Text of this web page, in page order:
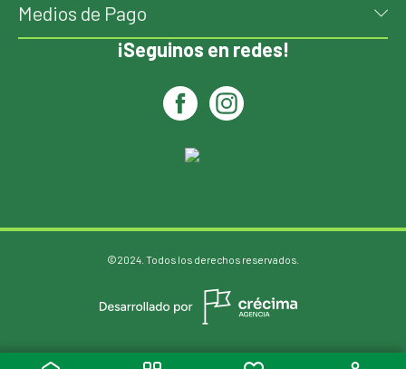
Medios de Pago
¡Seguinos en redes!
©2024. Todos los derechos reservados.